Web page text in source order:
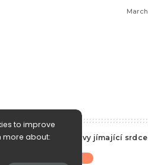
>Příběhy a promluvy jímající srdce
to improve
more about: